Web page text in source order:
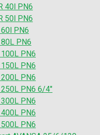
40l PN6
50l PN6
PN6
PN6
PN6
PN6
PN6
PN6 6/4″
PN6
PN6
PN6